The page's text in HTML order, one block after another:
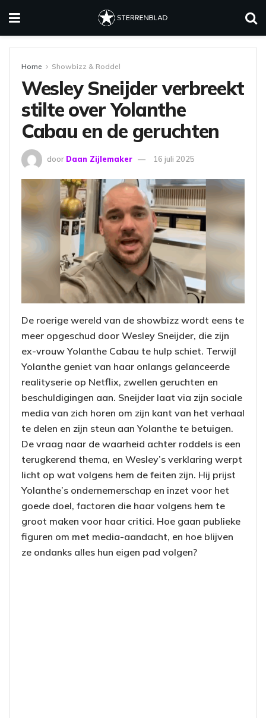
Home Showbizz & Roddel
Wesley Sneijder verbreekt
stilte over Yolanthe
Cabau en de geruchten
door Daan Zijlemaker 16 juli 2025
De roerige wereld van de showbizz wordt eens te
meer opgeschud door Wesley Sneijder, die zijn
ex-vrouw Yolanthe Cabau te hulp schiet. Terwijl
Yolanthe geniet van haar onlangs gelanceerde
realityserie op Netflix, zwellen geruchten en
beschuldigingen aan. Sneijder laat via zijn sociale
media van zich horen om zijn kant van het verhaal
te delen en zijn steun aan Yolanthe te betuigen.
De vraag naar de waarheid achter roddels is een
terugkerend thema, en Wesley’s verklaring werpt
licht op wat volgens hem de feiten zijn. Hij prijst
Yolanthe’s ondernemerschap en inzet voor het
goede doel, factoren die haar volgens hem te
groot maken voor haar critici. Hoe gaan publieke
figuren om met media-aandacht, en hoe blijven
ze ondanks alles hun eigen pad volgen?